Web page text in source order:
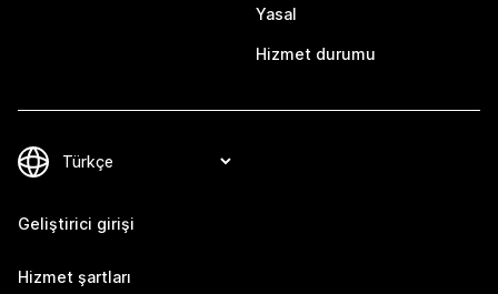
Yasal
Hizmet durumu
Geliştirici girişi
Hizmet şartları